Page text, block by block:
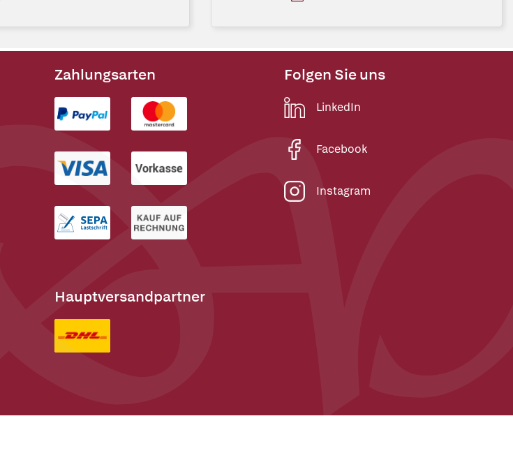
Zahlungsarten
Hauptversandpartner
Folgen Sie uns
LinkedIn
Facebook
Instagram